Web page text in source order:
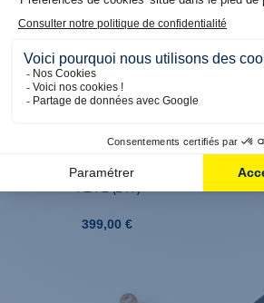
Jeu de bouchons de
rouge pour Husqvarna
399,00 €